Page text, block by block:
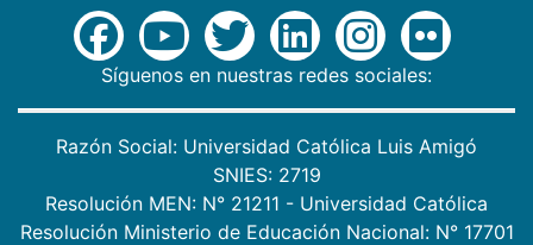
Síguenos en nuestras redes sociales:
Razón Social: Universidad Católica Luis Amigó
SNIES: 2719
Resolución MEN: N° 21211 - Universidad Católica
Resolución Ministerio de Educación Nacional: N° 17701